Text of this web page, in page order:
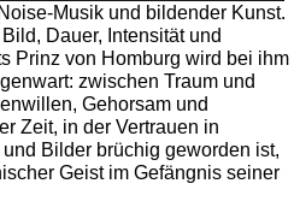
Musik und bildender Kunst.
Dauer, Intensität und
Prinz von Homburg wird bei ihm
zwischen Traum und
Gehorsam und
Zeit, in der Vertrauen in
und Bilder brüchig geworden ist,
Geist im Gefängnis seiner